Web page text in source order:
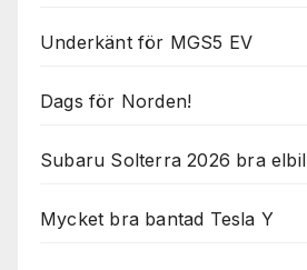
Underkänt för MGS5 EV
Dags för Norden!
Subaru Solterra 2026 bra elbil
Mycket bra bantad Tesla Y